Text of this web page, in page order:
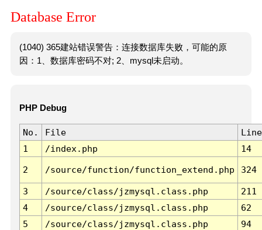
Database Error
(1040) 365建站错误警告：连接数据库失败，可能的原
因：1、数据库密码不对; 2、mysql未启动。
PHP Debug
No. File
Line
1
/index.php 14
2 /source/function/function_extend.php 324
3 /source/class/jzmysql.class.php
211
4
/source/class/jzmysql.class.php
62
5
/source/class/jzmysql.class.php
94